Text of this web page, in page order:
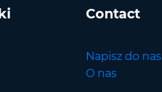
Contact
Napisz do nas
O nas